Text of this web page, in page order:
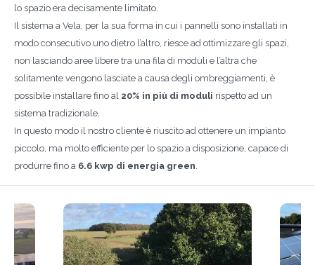
lo spazio era decisamente limitato.
Il sistema a Vela, per la sua forma in cui i pannelli sono installati in
modo consecutivo uno dietro l’altro, riesce ad ottimizzare gli spazi,
non lasciando aree libere tra una fila di moduli e l’altra che
solitamente vengono lasciate a causa degli ombreggiamenti, è
possibile installare fino al 20% in più di moduli rispetto ad un
sistema tradizionale.
In questo modo il nostro cliente è riuscito ad ottenere un impianto
piccolo, ma molto efficiente per lo spazio a disposizione, capace di
produrre fino a 6.6 kwp di energia green.